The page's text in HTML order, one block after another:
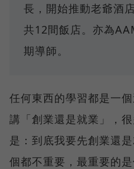
長，開始推動老爺酒
共12間飯店。亦為
期導師。
任何東西的學習都是一
講「創業還是就業」，
是：到底我要先創業還
個都不重要，最重要的